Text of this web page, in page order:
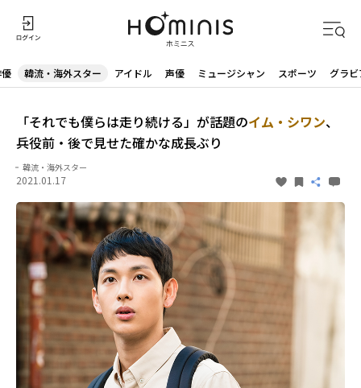
韓流・海外スター アイドル 声優 ミュージシャン スポーツ グラビ
「それでも僕らは走り続ける」が話題のイム・シワン、
兵役前・後で見せた確かな成長ぶり
韓流・海外スター
2021.01.17